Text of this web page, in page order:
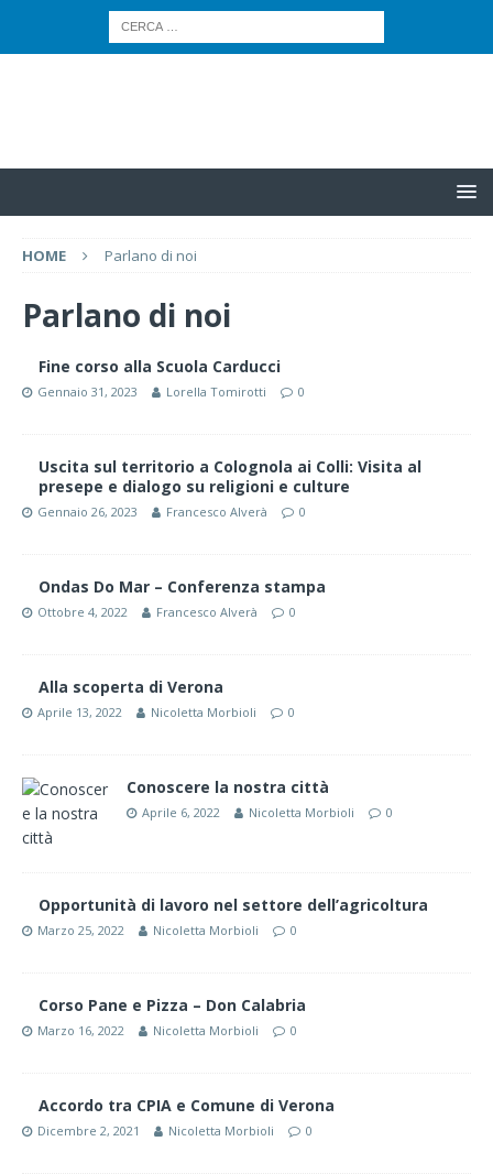
HOME Parlano di noi
Parlano di noi
Fine corso alla Scuola Carducci
Gennaio 31, 2023 Lorella Tomirotti 0
Uscita sul territorio a Colognola ai Colli: Visita al
presepe e dialogo su religioni e culture
Gennaio 26, 2023 Francesco Alverà 0
Ondas Do Mar – Conferenza stampa
Ottobre 4, 2022 Francesco Alverà 0
Alla scoperta di Verona
Aprile 13, 2022 Nicoletta Morbioli 0
Conoscere la nostra città
Aprile 6, 2022 Nicoletta Morbioli 0
Opportunità di lavoro nel settore dell’agricoltura
Marzo 25, 2022 Nicoletta Morbioli 0
Corso Pane e Pizza – Don Calabria
Marzo 16, 2022 Nicoletta Morbioli 0
Accordo tra CPIA e Comune di Verona
Dicembre 2, 2021 Nicoletta Morbioli 0